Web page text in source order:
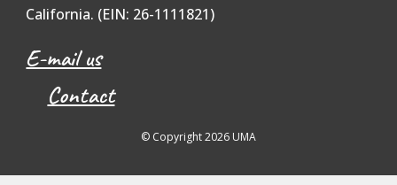
California. (EIN: 26-1111821)
E-mail us
Contact
© Copyright 2026 UMA